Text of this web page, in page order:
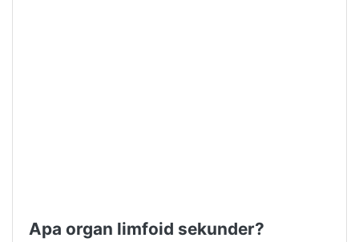
Apa organ limfoid sekunder?